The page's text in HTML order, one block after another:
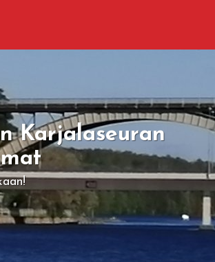
Karjalaseuran